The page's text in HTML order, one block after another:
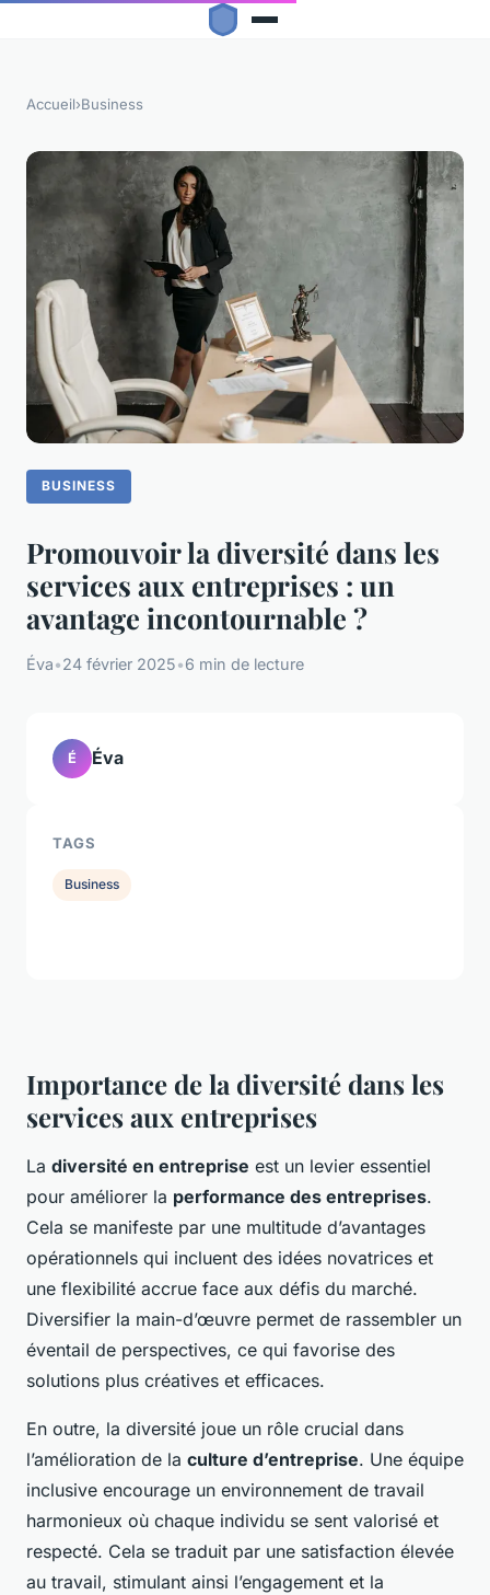
Accueil›Business
BUSINESS
Promouvoir la diversité dans les
services aux entreprises : un
avantage incontournable ?
Éva•24 février 2025•6 min de lecture
Importance de la diversité dans les
services aux entreprises
La diversité en entreprise est un levier essentiel
pour améliorer la performance des entreprises.
Cela se manifeste par une multitude d’avantages
opérationnels qui incluent des idées novatrices et
une flexibilité accrue face aux défis du marché.
Diversifier la main-d’œuvre permet de rassembler un
éventail de perspectives, ce qui favorise des
solutions plus créatives et efficaces.
En outre, la diversité joue un rôle crucial dans
l’amélioration de la culture d’entreprise. Une équipe
inclusive encourage un environnement de travail
harmonieux où chaque individu se sent valorisé et
respecté. Cela se traduit par une satisfaction élevée
au travail, stimulant ainsi l’engagement et la
É Éva
TAGS
Business